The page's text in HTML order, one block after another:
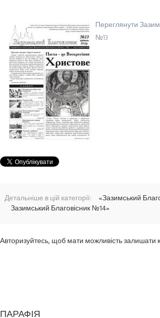
Переглянути
№13
Детальніше в цій категорії:
«Зазимський
Зазимський Благовісник №14»
Авторизуйтесь, щоб мати можливість залишати
ПАРАФІЯ